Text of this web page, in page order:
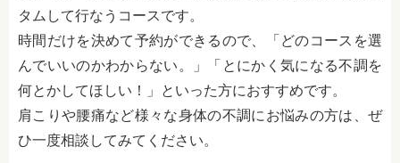
タムして行なうコースです。
時間だけを決めて予約ができるので、「どのコースを選
んでいいのかわからない。」「とにかく気になる不調を
何とかしてほしい！」といった方におすすめです。
肩こりや腰痛など様々な身体の不調にお悩みの方は、ぜ
ひ一度相談してみてください。